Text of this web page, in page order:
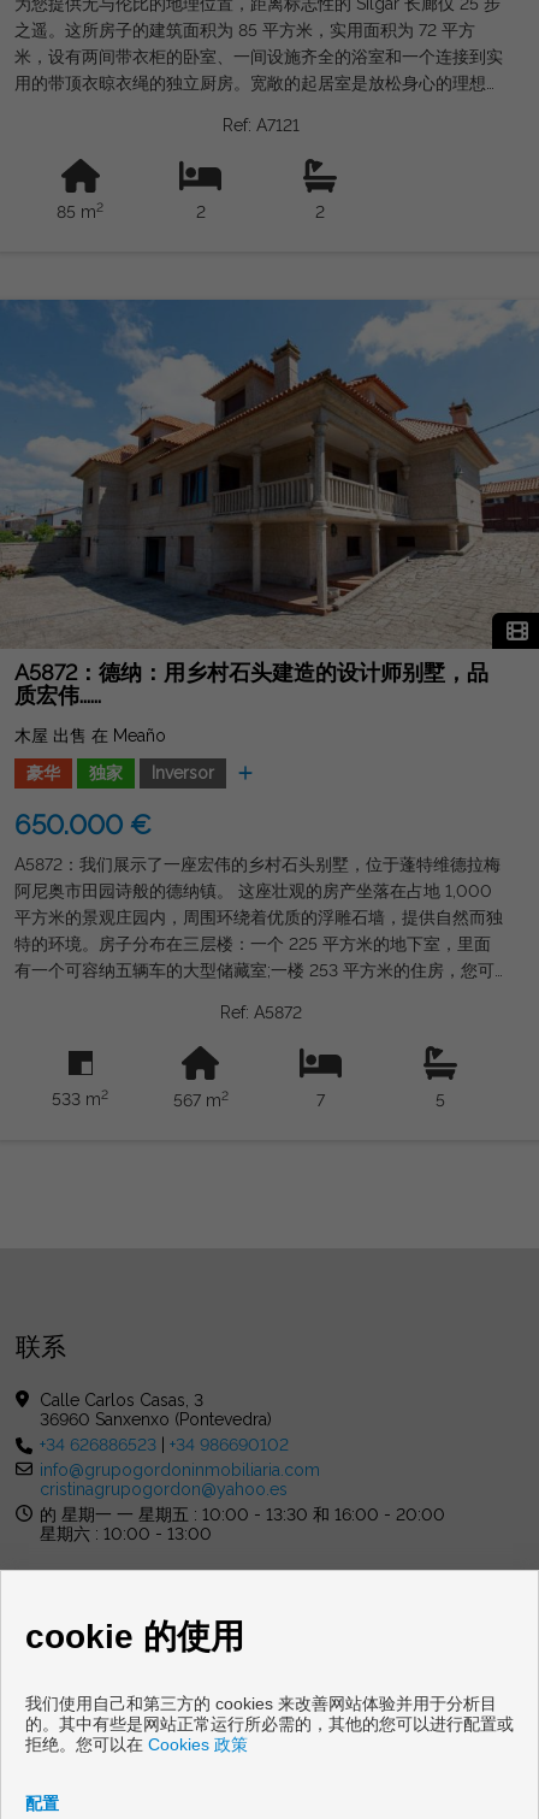
之遥。这所房子的建筑面积为 85 平方米，实用面积为 72 平方
米，设有两间带衣柜的卧室、一间设施齐全的浴室和一个连接到实
用的带顶衣晾衣绳的独立厨房。宽敞的起居室是放松身心的理想场
状况良好。此外，它还包括附近建筑物的储藏室，这为这个绝佳的
机会增加了额外的价值。电加热确保全年舒适。北向及其设计使这
家酒店成为每个人的理想选择。不要错过投资高回报房产的机会。
Ref: A7121
85 m2 2 2
A5872：德纳：用乡村石头建造的设计师别墅，品
质宏伟......
木屋 出售 在 Meaño
豪华
独家 Inversor
650.000 €
A5872：我们展示了一座宏伟的乡村石头别墅，位于蓬特维德拉梅
阿尼奥市田园诗般的德纳镇。 这座壮观的房产坐落在占地 1,000
平方米的景观庄园内，周围环绕着优质的浮雕石墙，提供自然而独
特的环境。房子分布在三层楼：一个 225 平方米的地下室，里面
有一个可容纳五辆车的大型储藏室;一楼 253 平方米的住房，您可
未完工，非常适合建造额外的住宅，这使其成为绝佳的投资机会。
该物业建于 567 年，总建筑面积为 1998 平方米，以其质量和设计
而著称。不要错过参观这座独特小木屋的机会。立即联系我们，安
排您在 GORDON REAL ESTATE GROUP 的626886523访问。
Ref: A5872
533 m2 567 m2 7 5
联系
Calle Carlos Casas, 3
36960 Sanxenxo (Pontevedra)
+34 626886523 |+34 986690102
info@grupogordoninmobiliaria.com
cristinagrupogordon@yahoo.es
的 星期一 一 星期五 : 10:00 - 13:30 和 16:00 - 20:00
星期六 : 10:00 - 13:00
出售地板和住房桑亨霍
cookie 的使用
我们使用自己和第三方的 cookies 来改善网站体验并用于分析目
的。其中有些是网站正常运行所必需的，其他的您可以进行配置或
拒绝。您可以在 Cookies 政策
配置